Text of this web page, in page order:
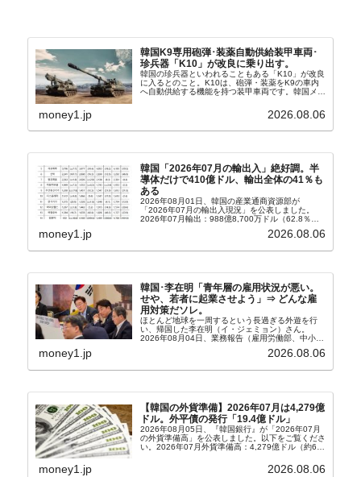
韓国K9専用砲弾･装薬自動供給装甲車両･
珍兵器「K10」が改良に乗り出す。
韓国の珍兵器といわれることもある「K10」が改良
に入るとのこと。K10は、砲弾・装薬をK9の車内
へ自動供給する機能を持つ装甲車両です。韓国メデ
から以下に一部を引きます。2005年に初めて...
money1.jp 2026.08.06
韓国「2026年07月の輸出入」絶好調。半
導体だけで410億ドル、輸出全体の41％も
ある
2026年08月01日、韓国の産業通商資源部が
「2026年07月の輸出入現況」を公表しました。
2026年07月輸出：988億8,700万ドル（62.8％）
money1.jp 2026.08.06
韓国･李在明「青年層の雇用状況が悪い。
せや、若者に起業させよう」⇒ どんな雇
用対策だソレ。
ほとんど地球を一周するという長過ぎる外遊を行
い、帰国した李在明（イ・ジェミョン）さん。
2026年08月04日、業務報告（雇用労働部、中小ベ
上、韓国大統領に成りおおせた李在明（イ・ジェミ
money1.jp 2026.08.06
【韓国の外貨準備】2026年07月は4,279億
ドル。外平債の発行「19.4億ドル」
2026年08月05日、『韓国銀行』が「2026年07月
の外貨準備高」を公表しました。以下をご覧くださ
い。2026年07月外貨準備高：4,279億ドル（約67
money1.jp 2026.08.06